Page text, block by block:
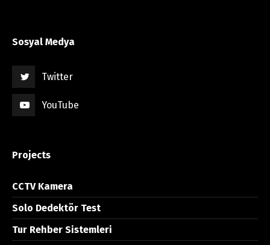
Sosyal Medya
Twitter
YouTube
Projects
CCTV Kamera
Solo Dedektör Test
Tur Rehber Sistemleri